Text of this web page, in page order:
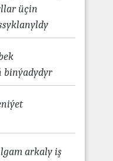
üçin
binýadydyr
arkaly iş